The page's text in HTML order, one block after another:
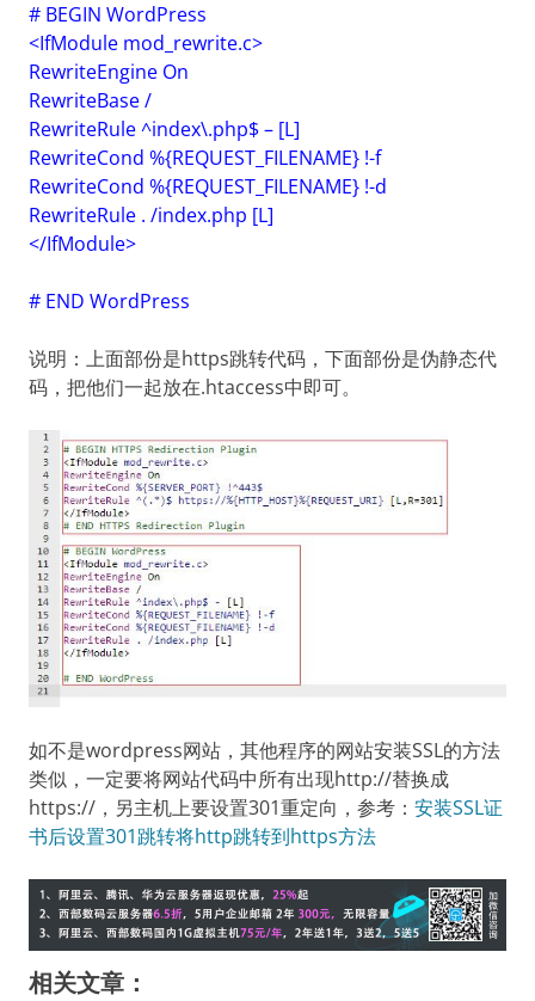
# BEGIN WordPress
<IfModule mod_rewrite.c>
RewriteEngine On
RewriteBase /
RewriteRule ^index\.php$ – [L]
RewriteCond %{REQUEST_FILENAME} !-f
RewriteCond %{REQUEST_FILENAME} !-d
RewriteRule . /index.php [L]
</IfModule>
# END WordPress
说明：上面部份是https跳转代码，下面部份是伪静态代
码，把他们一起放在.htaccess中即可。
如不是wordpress网站，其他程序的网站安装SSL的方法
类似，一定要将网站代码中所有出现http://替换成
https://，另主机上要设置301重定向，参考： 安装SSL证
书后设置301跳转将http跳转到https方法
相关文章：